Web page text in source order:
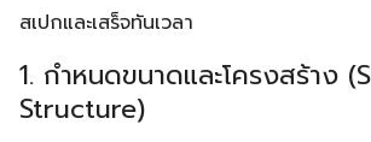
สเปกและเสร็จทันเวลา
1. กำหนดขนาดและโครงสร้าง
Structure)